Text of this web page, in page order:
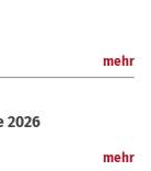
mehr
2026
mehr